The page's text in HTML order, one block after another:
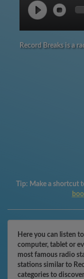
Record Breaks is a
Tip: Make a shortcut
Here you can listen
computer, tablet or
most famous radio
stations similar to
categories to